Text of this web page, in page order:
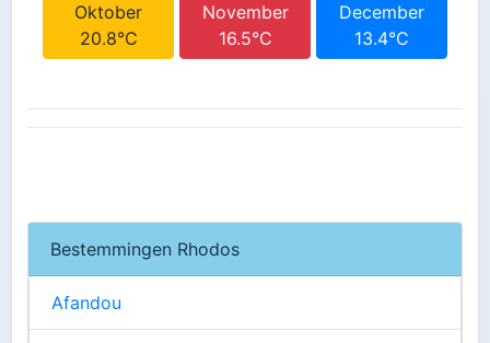
Oktober
20.8°C
November
16.5°C
December
13.4°C
Bestemmingen Rhodos
Afandou